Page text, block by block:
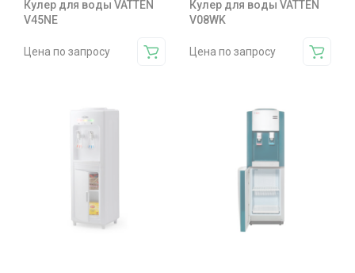
Кулер для воды VATTEN
V45NE
Цена по запросу
Кулер для воды VATTEN
V08WK
Цена по запросу